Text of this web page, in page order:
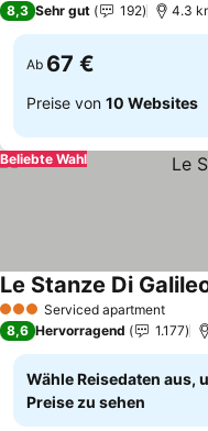
8,3 Sehr gut 192 4.3
Ab 67 €
Preise von 10 Websites
Beliebte Wahl
3 SterneServiced apartment
Le Stanze Di
8,6 Hervorragend 1.177
Wähle Reisedaten aus,
Preise zu sehen